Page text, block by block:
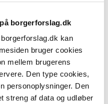
borgerforslag.dk
kan
bruger cookies
mellem brugerens
Den type cookies,
personoplysninger. Den
streng af data og udløber
børnene og Det skal
ordentlig kvalitets tid
at
i for mange timer
ting så som